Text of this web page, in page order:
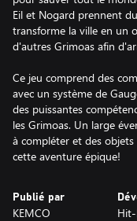
Eil et Nogard prennent
transforme la ville en un
d'autres Grimoas afin
Ce jeu comprend des
avec un système de
des puissantes
les Grimoas. Un large
à compléter et des
cette aventure épique!
Publié par
KEMCO